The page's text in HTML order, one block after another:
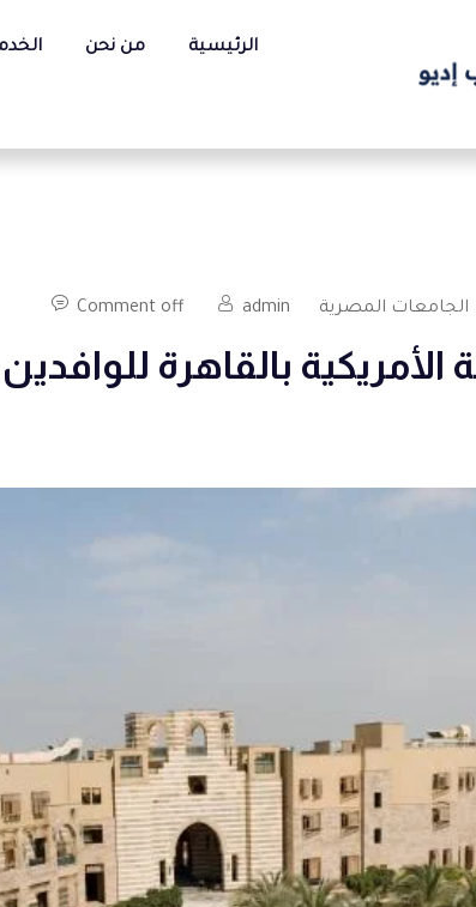
الرئيسية من نحن
الجامعات المصرية admin
Comment off